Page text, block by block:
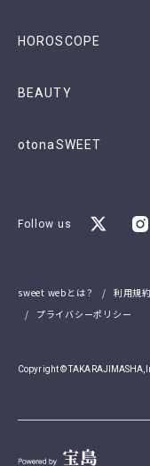
HOROSCOPE
BEAUTY
otonaSWEET
Follow us
sweet webとは？ 利用規約
プライバシーポリシー
Copyright ©